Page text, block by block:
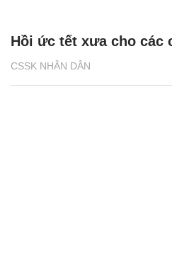
CSSK NHÂN DÂN
Hồi ức tết xưa cho các